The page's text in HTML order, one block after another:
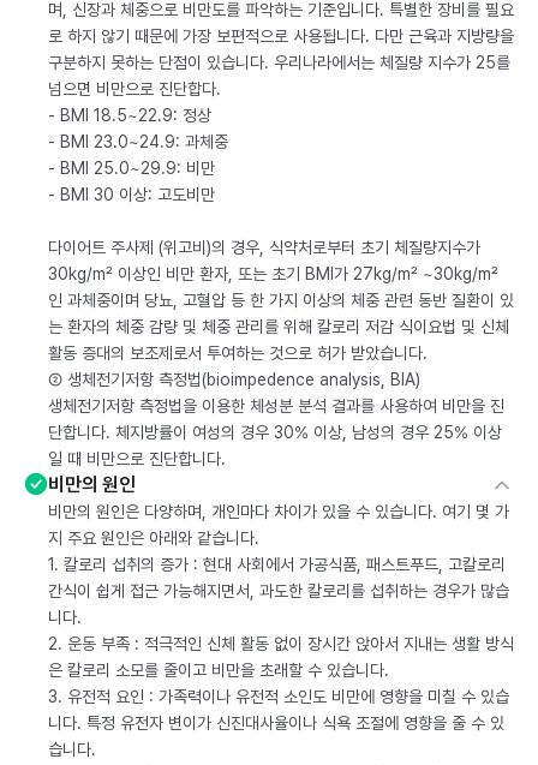
며, 신장과 체중으로 비만도를 파악하는 기준입니다. 특별한 장비를 필요
로 하지 않기 때문에 가장 보편적으로 사용됩니다. 다만 근육과 지방량을
구분하지 못하는 단점이 있습니다. 우리나라에서는 체질량 지수가 25를
넘으면 비만으로 진단합다.
- BMI 18.5~22.9: 정상
- BMI 23.0~24.9: 과체중
- BMI 25.0~29.9: 비만
- BMI 30 이상: 고도비만
다이어트 주사제 (위고비)의 경우, 식약처로부터 초기 체질량지수가
30kg/m² 이상인 비만 환자, 또는 초기 BMI가 27kg/m² ~30kg/m²
인 과체중이며 당뇨, 고혈압 등 한 가지 이상의 체중 관련 동반 질환이 있
는 환자의 체중 감량 및 체중 관리를 위해 칼로리 저감 식이요법 및 신체
활동 증대의 보조제로서 투여하는 것으로 허가 받았습니다.
② 생체전기저항 측정법(bioimpedence analysis, BIA)
생체전기저항 측정법을 이용한 체성분 분석 결과를 사용하여 비만을 진
단합니다. 체지방률이 여성의 경우 30% 이상, 남성의 경우 25% 이상
일 때 비만으로 진단합니다.
비만의 원인
비만의 원인은 다양하며, 개인마다 차이가 있을 수 있습니다. 여기 몇 가
지 주요 원인은 아래와 같습니다.
1. 칼로리 섭취의 증가 : 현대 사회에서 가공식품, 패스트푸드, 고칼로리
간식이 쉽게 접근 가능해지면서, 과도한 칼로리를 섭취하는 경우가 많습
니다.
2. 운동 부족 : 적극적인 신체 활동 없이 장시간 앉아서 지내는 생활 방식
은 칼로리 소모를 줄이고 비만을 초래할 수 있습니다.
3. 유전적 요인 : 가족력이나 유전적 소인도 비만에 영향을 미칠 수 있습
니다. 특정 유전자 변이가 신진대사율이나 식욕 조절에 영향을 줄 수 있
습니다.